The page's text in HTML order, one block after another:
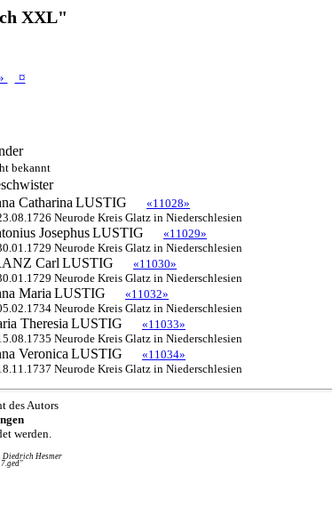
XXL"
¤
bekannt
Catharina LUSTIG
«11028»
Neurode Kreis Glatz in Niederschlesien
JosephusLUSTIG
«11029»
Neurode Kreis Glatz in Niederschlesien
Carl LUSTIG
«11030»
Neurode Kreis Glatz in Niederschlesien
Maria LUSTIG
«11032»
Neurode Kreis Glatz in Niederschlesien
Theresia LUSTIG
«11033»
Neurode Kreis Glatz in Niederschlesien
Veronica LUSTIG
«11034»
Neurode Kreis Glatz in Niederschlesien
des Autors
werden.
Diedrich Hesmer